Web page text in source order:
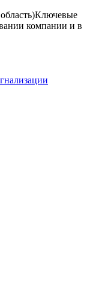
Ключевые
компании и в